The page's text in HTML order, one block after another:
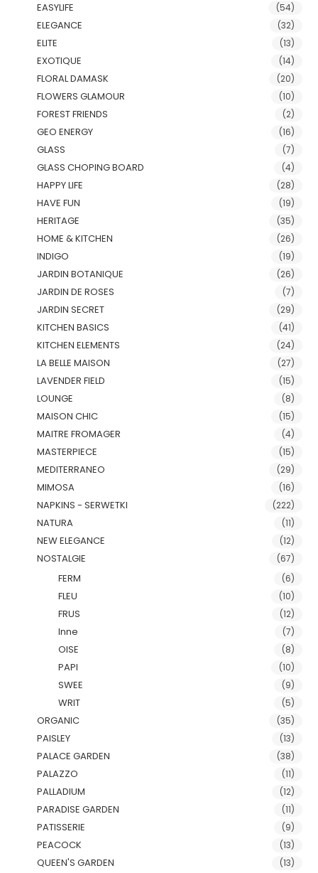
EASYLIFE (54)
ELEGANCE (32)
ELITE (13)
EXOTIQUE (14)
FLORAL DAMASK (20)
FLOWERS GLAMOUR (10)
FOREST FRIENDS (2)
GEO ENERGY (16)
GLASS (7)
GLASS CHOPING BOARD (4)
HAPPY LIFE (28)
HAVE FUN (19)
HERITAGE (35)
HOME & KITCHEN (26)
INDIGO (19)
JARDIN BOTANIQUE (26)
JARDIN DE ROSES (7)
JARDIN SECRET (29)
KITCHEN BASICS (41)
KITCHEN ELEMENTS (24)
LA BELLE MAISON (27)
LAVENDER FIELD (15)
LOUNGE (8)
MAISON CHIC (15)
MAITRE FROMAGER (4)
MASTERPIECE (15)
MEDITERRANEO (29)
MIMOSA (16)
NAPKINS - SERWETKI (222)
NATURA (11)
NEW ELEGANCE (12)
NOSTALGIE (67)
FERM (6)
FLEU (10)
FRUS (12)
Inne (7)
OISE (8)
PAPI (10)
SWEE (9)
WRIT (5)
ORGANIC (35)
PAISLEY (13)
PALACE GARDEN (38)
PALAZZO (11)
PALLADIUM (12)
PARADISE GARDEN (11)
PATISSERIE (9)
PEACOCK (13)
QUEEN'S GARDEN (13)